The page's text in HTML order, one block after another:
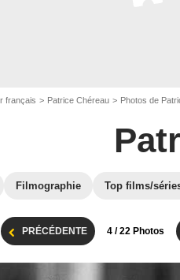
français Patrice Chéreau Photos de
Filmographie Top films/
PRÉCÉDENTE 4 / 22 Photos